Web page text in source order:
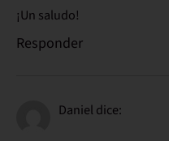
¡Un saludo!
Responder
Daniel dice: